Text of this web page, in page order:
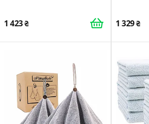
подсолнухом
1 423 1 329